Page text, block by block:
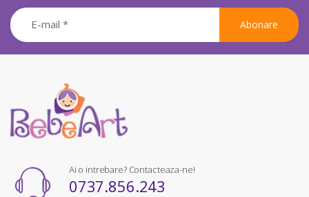
Abonare
Ai o intrebare? Contacteaza-ne!
0737.856.243